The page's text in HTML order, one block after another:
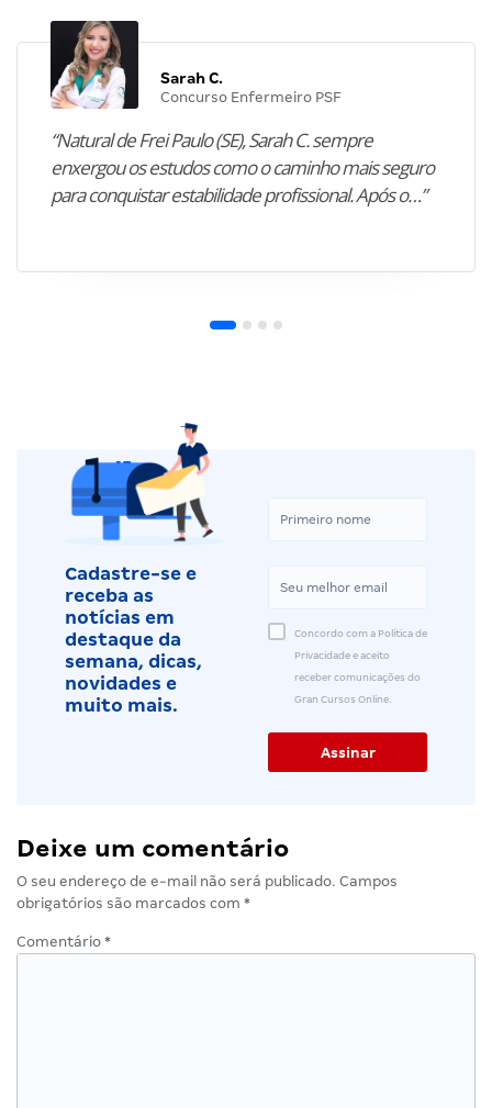
Sarah C.
Concurso Enfermeiro PSF
“Natural de Frei Paulo (SE), Sarah C. sempre
enxergou os estudos como o caminho mais seguro
para conquistar estabilidade profissional. Após o…”
Cadastre-se e
receba as
notícias em
destaque da
semana, dicas,
novidades e
muito mais.
Concordo com a Política de
Privacidade e aceito
receber comunicações do
Gran Cursos Online.
Deixe um comentário
O seu endereço de e-mail não será publicado. Campos
obrigatórios são marcados com *
Comentário *